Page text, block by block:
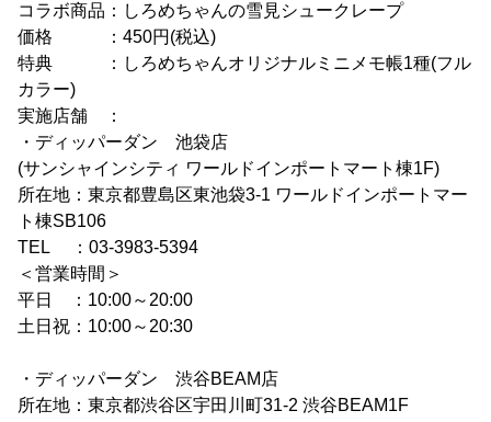
コラボ商品：しろめちゃんの雪見シュークレープ
価格 ：450円(税込)
特典 ：しろめちゃんオリジナルミニメモ帳1種(フル
カラー)
実施店舗 ：
・ディッパーダン 池袋店
(サンシャインシティ ワールドインポートマート棟1F)
所在地：東京都豊島区東池袋3-1 ワールドインポートマー
ト棟SB106
TEL ：03-3983-5394
＜営業時間＞
平日 ：10:00～20:00
土日祝：10:00～20:30
・ディッパーダン 渋谷BEAM店
所在地：東京都渋谷区宇田川町31-2 渋谷BEAM1F